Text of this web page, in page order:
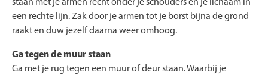
staan met je armen recht onder je schouders en je lichaam in
een rechte lijn. Zak door je armen tot je borst bijna de grond
raakt en duw jezelf daarna weer omhoog.
Ga tegen de muur staan
Ga met je rug tegen een muur of deur staan. Waarbij je